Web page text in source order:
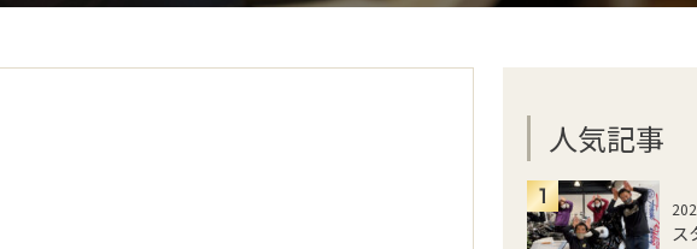
人気記事
ス